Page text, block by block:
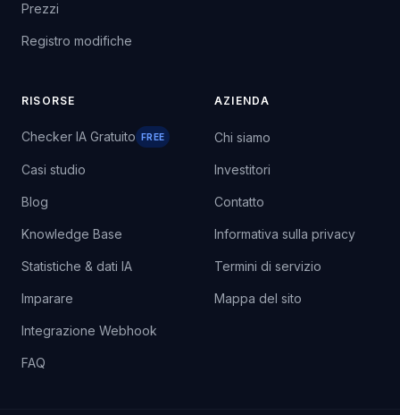
Prezzi
Registro modifiche
RISORSE
Checker IA Gratuito FREE
Casi studio
Blog
Knowledge Base
Statistiche & dati IA
Imparare
Integrazione Webhook
FAQ
AZIENDA
Chi siamo
Investitori
Contatto
Informativa sulla privacy
Termini di servizio
Mappa del sito